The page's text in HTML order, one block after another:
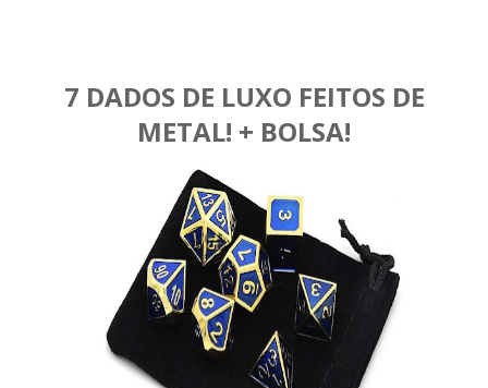
7 DADOS DE LUXO FEITOS DE
METAL! + BOLSA!